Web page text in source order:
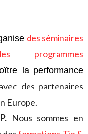
des séminaires
programmes
la performance
des partenaires
Europe.
Nous sommes en